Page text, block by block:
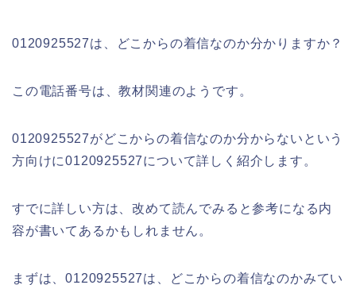
0120925527は、どこからの着信なのか分かりますか？
この電話番号は、教材関連のようです。
0120925527がどこからの着信なのか分からないという
方向けに0120925527について詳しく紹介します。
すでに詳しい方は、改めて読んでみると参考になる内
容が書いてあるかもしれません。
まずは、0120925527は、どこからの着信なのかみてい